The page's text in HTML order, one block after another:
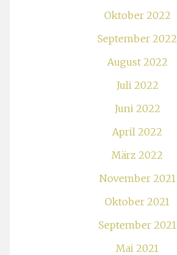
Oktober 2022
September 2022
August 2022
Juli 2022
Juni 2022
April 2022
März 2022
November 2021
Oktober 2021
September 2021
Mai 2021